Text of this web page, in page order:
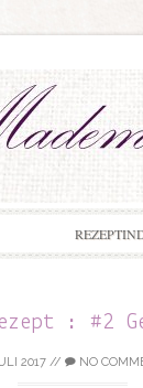
: #2
2017// NO